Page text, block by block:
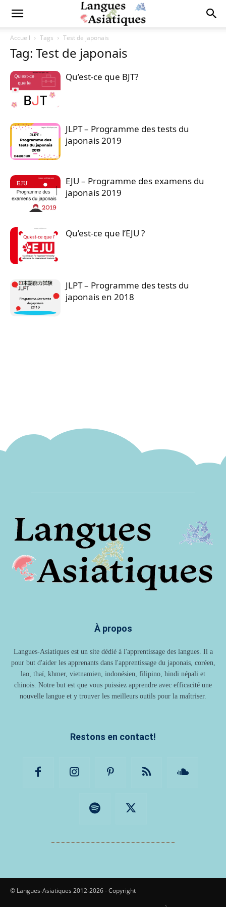
Accueil Tags Test de japonais
Tag: Test de japonais
Qu’est-ce que BJT?
JLPT – Programme des tests du
japonais 2019
EJU – Programme des examens du
japonais 2019
Qu’est-ce que l’EJU ?
JLPT – Programme des tests du
japonais en 2018
À propos
Langues-Asiatiques est un site dédié à l'apprentissage des langues. Il a
pour but d'aider les apprenants dans l'apprentissage du japonais, coréen,
lao, thaï, khmer, vietnamien, indonésien, filipino, hindi népali et
chinois. Notre but est que vous puissiez apprendre avec efficacité une
nouvelle langue et y trouver les meilleurs outils pour la maîtriser.
Restons en contact!
© Langues-Asiatiques 2012-2026 - Copyright